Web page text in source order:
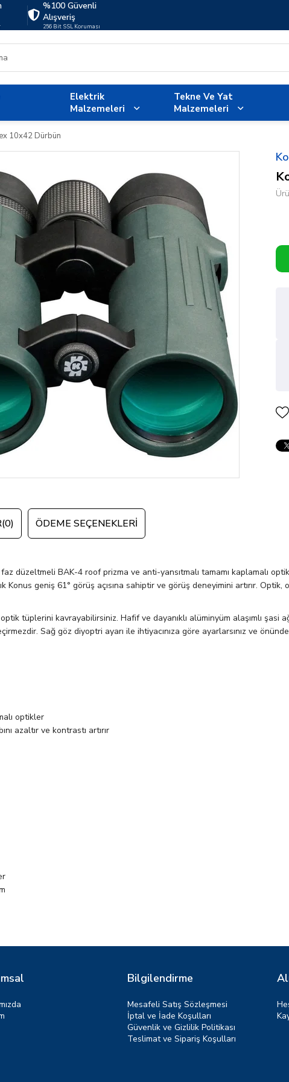
%100 Güvenli
Alışveriş
256 Bit SSL Koruması
Elektrik
Malzemeleri
Tekne Ve Yat
Malzemeleri
10x42 Dürbün
(0) ÖDEME SEÇENEKLERI
faz düzeltmeli BAK-4 roof prizma ve anti-yansıtmalı tamamı kaplamalı
geniş 61° görüş açısına sahiptir ve görüş deneyimini artırır.
tüplerini kavrayabilirsiniz. Hafif ve dayanıklı alüminyüm alaşımlı şasi
Sağ göz diyoptri ayarı ile ihtiyacınıza göre ayarlarsınız ve
optikler
azaltır ve kontrastı artırır
Bilgilendirme
Mesafeli Satış Sözleşmesi
İptal ve İade Koşulları
Güvenlik ve Gizlilik Politikası
Teslimat ve Sipariş Koşulları